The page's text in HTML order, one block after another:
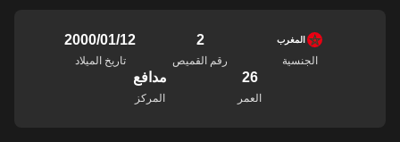
المغرب
الجنسية
2
رقم القميص
12‏/01‏/2000
تاريخ الميلاد
26
العمر
مدافع
المركز